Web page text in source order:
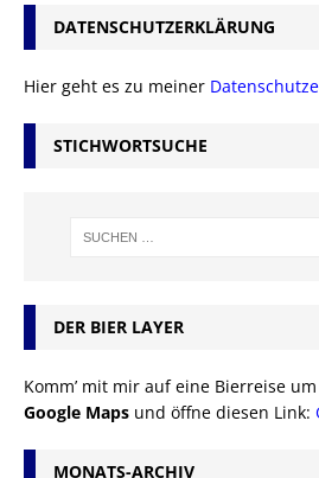
DATENSCHUTZERKLÄRUNG
Hier geht es zu meiner
STICHWORTSUCHE
DER BIER LAYER
Komm’ mit mir auf eine Bierreise
Google Maps und öffne diesen Link:
MONATS-ARCHIV